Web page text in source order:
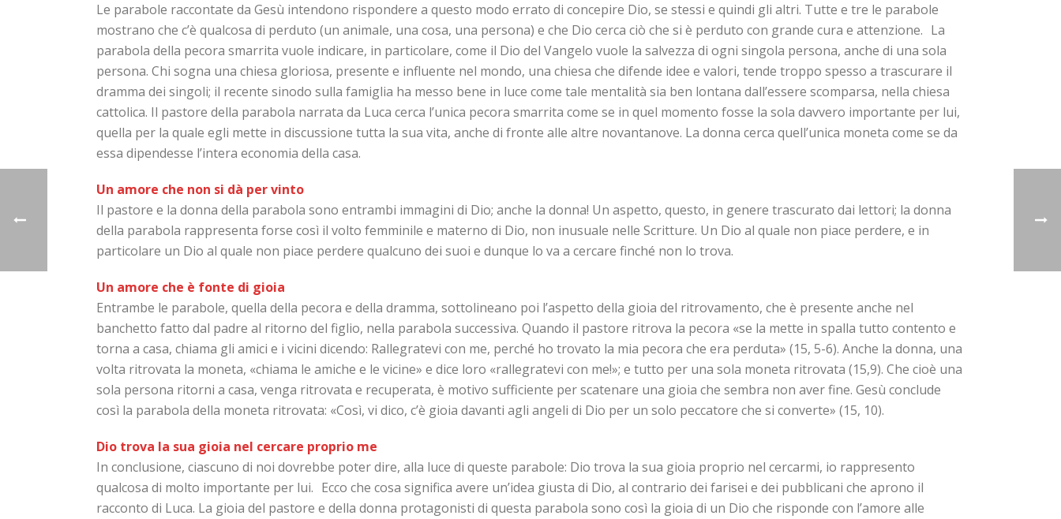
Le parabole raccontate da Gesù intendono rispondere a questo modo errato di concepire Dio, se stessi e quindi gli altri. Tutte e tre le parabole
mostrano che c’è qualcosa di perduto (un animale, una cosa, una persona) e che Dio cerca ciò che si è perduto con grande cura e attenzione. La
parabola della pecora smarrita vuole indicare, in particolare, come il Dio del Vangelo vuole la salvezza di ogni singola persona, anche di una sola
persona. Chi sogna una chiesa gloriosa, presente e influente nel mondo, una chiesa che difende idee e valori, tende troppo spesso a trascurare il
dramma dei singoli; il recente sinodo sulla famiglia ha messo bene in luce come tale mentalità sia ben lontana dall’essere scomparsa, nella chiesa
cattolica. Il pastore della parabola narrata da Luca cerca l’unica pecora smarrita come se in quel momento fosse la sola davvero importante per lui,
quella per la quale egli mette in discussione tutta la sua vita, anche di fronte alle altre novantanove. La donna cerca quell’unica moneta come se da
essa dipendesse l’intera economia della casa.
Un amore che non si dà per vinto
Il pastore e la donna della parabola sono entrambi immagini di Dio; anche la donna! Un aspetto, questo, in genere trascurato dai lettori; la donna
della parabola rappresenta forse così il volto femminile e materno di Dio, non inusuale nelle Scritture. Un Dio al quale non piace perdere, e in
particolare un Dio al quale non piace perdere qualcuno dei suoi e dunque lo va a cercare finché non lo trova.
Un amore che è fonte di gioia
Entrambe le parabole, quella della pecora e della dramma, sottolineano poi l’aspetto della gioia del ritrovamento, che è presente anche nel
banchetto fatto dal padre al ritorno del figlio, nella parabola successiva. Quando il pastore ritrova la pecora «se la mette in spalla tutto contento e
torna a casa, chiama gli amici e i vicini dicendo: Rallegratevi con me, perché ho trovato la mia pecora che era perduta» (15, 5-6). Anche la donna, una
volta ritrovata la moneta, «chiama le amiche e le vicine» e dice loro «rallegratevi con me!»; e tutto per una sola moneta ritrovata (15,9). Che cioè una
sola persona ritorni a casa, venga ritrovata e recuperata, è motivo sufficiente per scatenare una gioia che sembra non aver fine. Gesù conclude
così la parabola della moneta ritrovata: «Così, vi dico, c’è gioia davanti agli angeli di Dio per un solo peccatore che si converte» (15, 10).
Dio trova la sua gioia nel cercare proprio me
In conclusione, ciascuno di noi dovrebbe poter dire, alla luce di queste parabole: Dio trova la sua gioia proprio nel cercarmi, io rappresento
qualcosa di molto importante per lui. Ecco che cosa significa avere un’idea giusta di Dio, al contrario dei farisei e dei pubblicani che aprono il
racconto di Luca. La gioia del pastore e della donna protagonisti di questa parabola sono così la gioia di un Dio che risponde con l’amore alle